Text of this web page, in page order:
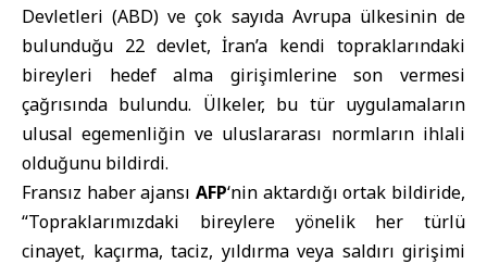
Devletleri (ABD) ve çok sayıda Avrupa ülkesinin de
bulunduğu 22 devlet, İran’a kendi topraklarındaki
bireyleri hedef alma girişimlerine son vermesi
çağrısında bulundu. Ülkeler, bu tür uygulamaların
ulusal egemenliğin ve uluslararası normların ihlali
olduğunu bildirdi.
Fransız haber ajansı AFP‘nin aktardığı ortak bildiride,
“Topraklarımızdaki bireylere yönelik her türlü
cinayet, kaçırma, taciz, yıldırma veya saldırı girişimi